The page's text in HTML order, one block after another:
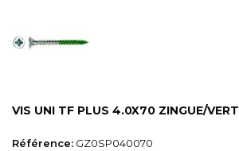
VIS UNI TF PLUS 4.0X70 ZINGUE/VERT
Référence: GZ0SP040070